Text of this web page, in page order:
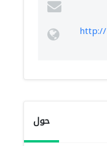
http://
حول